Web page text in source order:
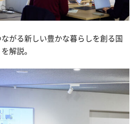
がる新しい豊かな暮らしを創る国
解説。